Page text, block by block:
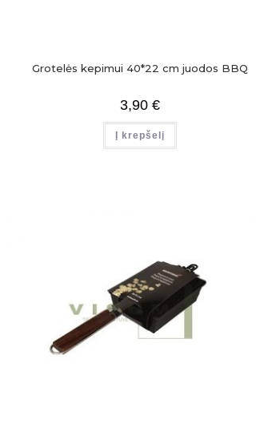
Grotelės kepimui 40*22 cm juodos BBQ
3,90 €
Į krepšelį